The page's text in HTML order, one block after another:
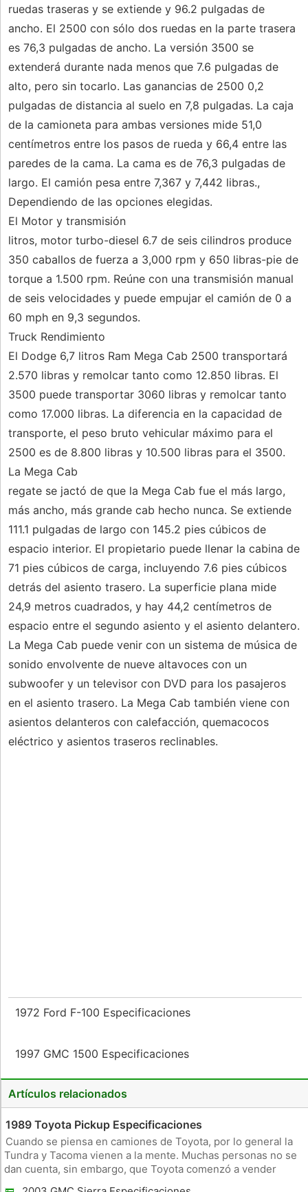
ruedas traseras y se extiende y 96.2 pulgadas de
ancho. El 2500 con sólo dos ruedas en la parte trasera
es 76,3 pulgadas de ancho. La versión 3500 se
extenderá durante nada menos que 7.6 pulgadas de
alto, pero sin tocarlo. Las ganancias de 2500 0,2
pulgadas de distancia al suelo en 7,8 pulgadas. La caja
de la camioneta para ambas versiones mide 51,0
centímetros entre los pasos de rueda y 66,4 entre las
paredes de la cama. La cama es de 76,3 pulgadas de
largo. El camión pesa entre 7,367 y 7,442 libras.,
Dependiendo de las opciones elegidas.
El Motor y transmisión
litros, motor turbo-diesel 6.7 de seis cilindros produce
350 caballos de fuerza a 3,000 rpm y 650 libras-pie de
torque a 1.500 rpm. Reúne con una transmisión manual
de seis velocidades y puede empujar el camión de 0 a
60 mph en 9,3 segundos.
Truck Rendimiento
El Dodge 6,7 litros Ram Mega Cab 2500 transportará
2.570 libras y remolcar tanto como 12.850 libras. El
3500 puede transportar 3060 libras y remolcar tanto
como 17.000 libras. La diferencia en la capacidad de
transporte, el peso bruto vehicular máximo para el
2500 es de 8.800 libras y 10.500 libras para el 3500.
La Mega Cab
regate se jactó de que la Mega Cab fue el más largo,
más ancho, más grande cab hecho nunca. Se extiende
111.1 pulgadas de largo con 145.2 pies cúbicos de
espacio interior. El propietario puede llenar la cabina de
71 pies cúbicos de carga, incluyendo 7.6 pies cúbicos
detrás del asiento trasero. La superficie plana mide
24,9 metros cuadrados, y hay 44,2 centímetros de
espacio entre el segundo asiento y el asiento delantero.
La Mega Cab puede venir con un sistema de música de
sonido envolvente de nueve altavoces con un
subwoofer y un televisor con DVD para los pasajeros
en el asiento trasero. La Mega Cab también viene con
asientos delanteros con calefacción, quemacocos
eléctrico y asientos traseros reclinables.
1972 Ford F-100 Especificaciones
1997 GMC 1500 Especificaciones
Artículos relacionados
1989 Toyota Pickup Especificaciones
Cuando se piensa en camiones de Toyota, por lo general la
Tundra y Tacoma vienen a la mente. Muchas personas no se
dan cuenta, sin embargo, que Toyota comenzó a vender